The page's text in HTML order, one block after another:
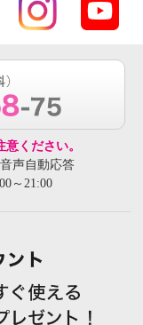
ください。
声自動応答
～21:00